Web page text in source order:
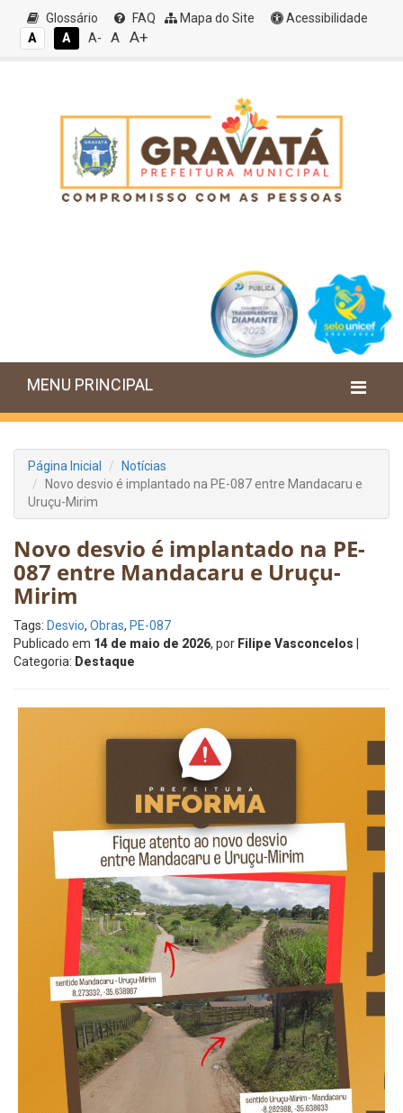
Glossário FAQ Mapa do Site
Acessibilidade
A
A A- A A+
MENU PRINCIPAL
Página Inicial
Notícias
Novo desvio é implantado na PE-087 entre Mandacaru e
Uruçu-Mirim
Novo desvio é implantado na PE-
087 entre Mandacaru e Uruçu-
Mirim
Tags: Desvio, Obras, PE-087
Publicado em 14 de maio de 2026, por Filipe Vasconcelos
Categoria: Destaque